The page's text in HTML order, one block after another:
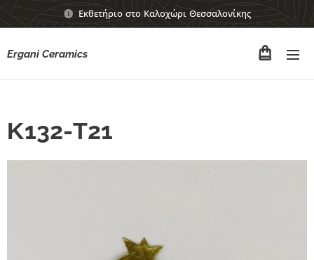
Εκθετήριο στο Καλοχώρι Θεσσαλονίκης
Ergani Ceramics
Κ132-Τ21